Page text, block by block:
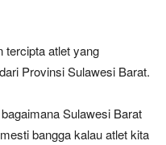
tercipta atlet yang
Provinsi Sulawesi Barat.
Sulawesi Barat
bangga kalau atlet kita